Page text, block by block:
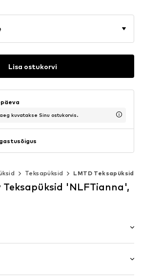
Lisa ostukorvi
kuvatakse Sinu ostukorvis.
Teksapüksid LMTD Teksapüksid
Teksapüksid 'NLFTianna',